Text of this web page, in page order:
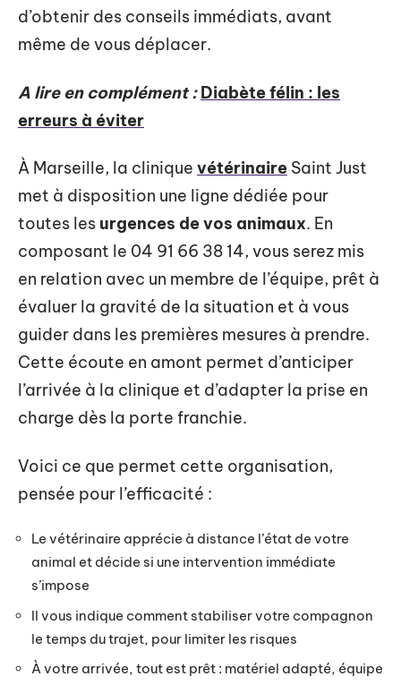
d’obtenir des conseils immédiats, avant
même de vous déplacer.
A lire en complément : Diabète félin : les
erreurs à éviter
À Marseille, la clinique vétérinaire Saint Just
met à disposition une ligne dédiée pour
toutes les urgences de vos animaux. En
composant le 04 91 66 38 14, vous serez mis
en relation avec un membre de l’équipe, prêt à
évaluer la gravité de la situation et à vous
guider dans les premières mesures à prendre.
Cette écoute en amont permet d’anticiper
l’arrivée à la clinique et d’adapter la prise en
charge dès la porte franchie.
Voici ce que permet cette organisation,
pensée pour l’efficacité :
Le vétérinaire apprécie à distance l’état de votre
animal et décide si une intervention immédiate
s’impose
Il vous indique comment stabiliser votre compagnon
le temps du trajet, pour limiter les risques
À votre arrivée, tout est prêt : matériel adapté, équipe